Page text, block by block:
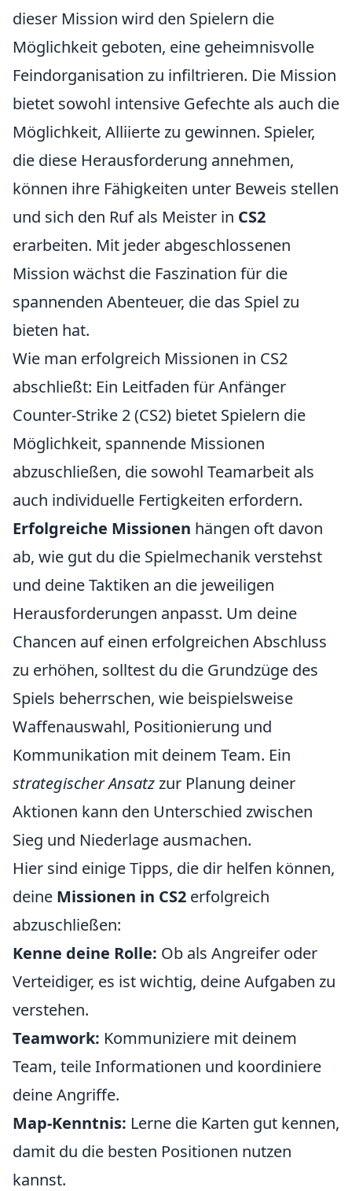
dieser Mission wird den Spielern die
Möglichkeit geboten, eine geheimnisvolle
Feindorganisation zu infiltrieren. Die Mission
bietet sowohl intensive Gefechte als auch die
Möglichkeit, Alliierte zu gewinnen. Spieler,
die diese Herausforderung annehmen,
können ihre Fähigkeiten unter Beweis stellen
und sich den Ruf als Meister in CS2
erarbeiten. Mit jeder abgeschlossenen
Mission wächst die Faszination für die
spannenden Abenteuer, die das Spiel zu
bieten hat.
Wie man erfolgreich Missionen in CS2
abschließt: Ein Leitfaden für Anfänger
Counter-Strike 2 (CS2) bietet Spielern die
Möglichkeit, spannende Missionen
abzuschließen, die sowohl Teamarbeit als
auch individuelle Fertigkeiten erfordern.
Erfolgreiche Missionen hängen oft davon
ab, wie gut du die Spielmechanik verstehst
und deine Taktiken an die jeweiligen
Herausforderungen anpasst. Um deine
Chancen auf einen erfolgreichen Abschluss
zu erhöhen, solltest du die Grundzüge des
Spiels beherrschen, wie beispielsweise
Waffenauswahl, Positionierung und
Kommunikation mit deinem Team. Ein
strategischer Ansatzzur Planung deiner
Aktionen kann den Unterschied zwischen
Sieg und Niederlage ausmachen.
Hier sind einige Tipps, die dir helfen können,
deine Missionen in CS2 erfolgreich
abzuschließen:
Kenne deine Rolle: Ob als Angreifer oder
Verteidiger, es ist wichtig, deine Aufgaben zu
verstehen.
Teamwork: Kommuniziere mit deinem
Team, teile Informationen und koordiniere
deine Angriffe.
Map-Kenntnis: Lerne die Karten gut kennen,
damit du die besten Positionen nutzen
kannst.